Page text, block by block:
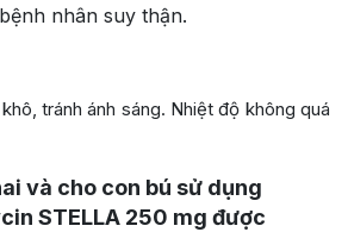
nhân suy thận.
tránh ánh sáng. Nhiệt độ không quá
và cho con bú sử dụng
STELLA 250 mg được